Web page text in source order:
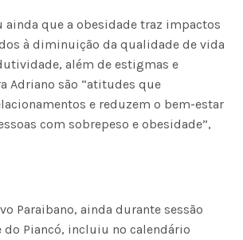
ainda que a obesidade traz impactos
à diminuição da qualidade de vida
além de estigmas e
Adriano são “atitudes que
e reduzem o bem-estar
com sobrepeso e obesidade”,
Paraibano, ainda durante sessão
do Piancó, incluiu no calendário